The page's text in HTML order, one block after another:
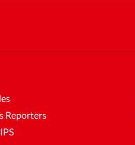
Reporters